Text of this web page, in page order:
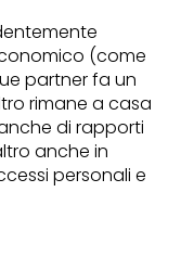
(come
partner fa un
rimane a casa
di rapporti
anche in
personali e